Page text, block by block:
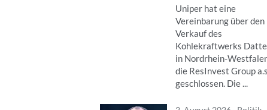
Uniper hat eine
Vereinbarung über den
Verkauf des
Kohlekraftwerks
in Nordrhein-
die ResInvest Group a.s.
geschlossen. Die ...